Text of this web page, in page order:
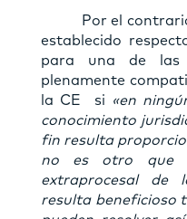
Por el contrario,
establecido
para una de las
plenamente
la CE si
«en
conocimiento
fin resulta
no es otro que
extraprocesal de
resulta beneficioso